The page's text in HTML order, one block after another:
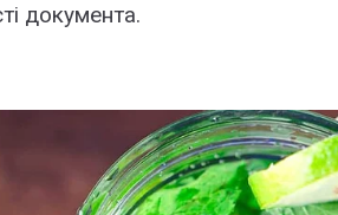
документа.